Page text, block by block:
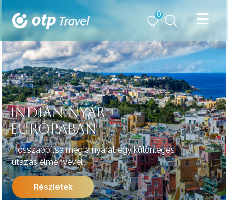
0
INDIÁN NYÁR
EURÓPÁBAN
Hosszabbítsa meg a nyarat egy különleges
utazás élményével!
Részletek